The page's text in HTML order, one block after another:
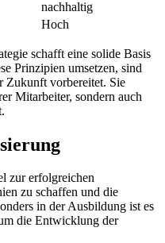
nachhaltig
Hoch
schafft eine solide Basis
Prinzipien umsetzen, sind
Zukunft vorbereitet. Sie
Mitarbeiter, sondern auch
zur erfolgreichen
zu schaffen und die
in der Ausbildung ist es
die Entwicklung der